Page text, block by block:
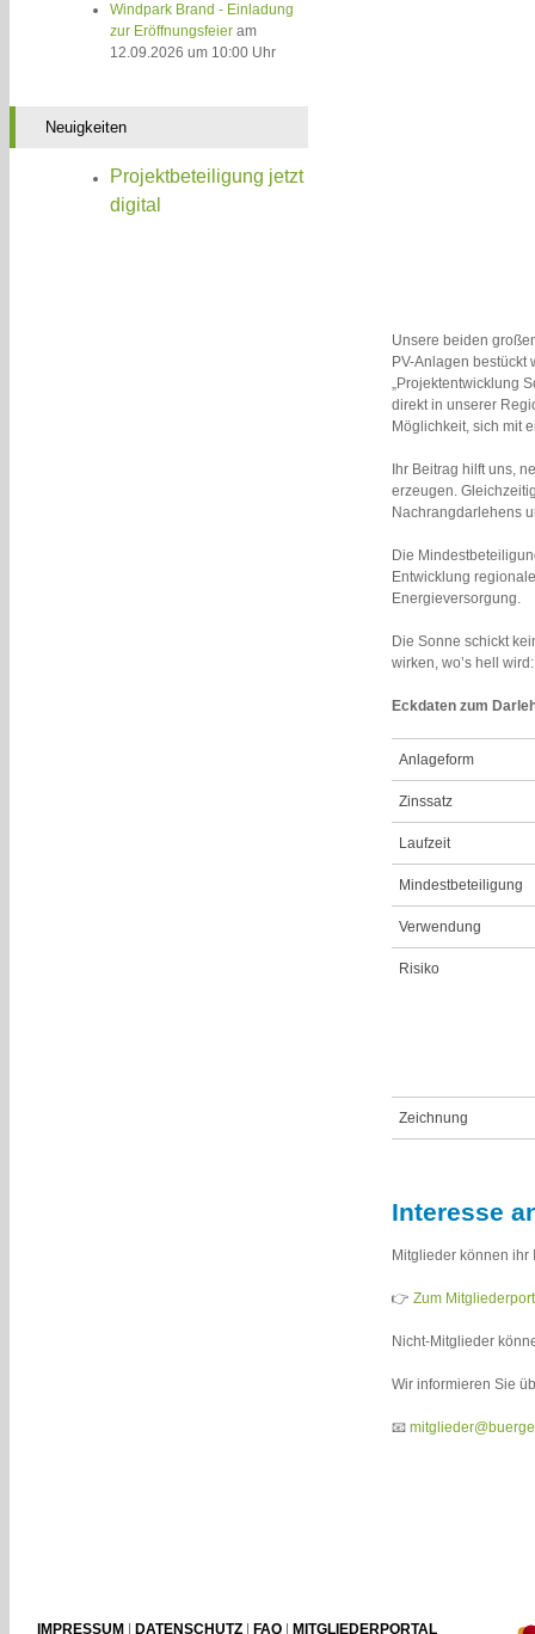
Windpark Brand - Einladung
zur Eröffnungsfeier am
12.09.2026 um 10:00 Uhr
Neuigkeiten
Projektbeteiligung jetzt
digital
Unsere beiden
PV-Anlagen
„Projektentwicklung
direkt in unserer
Möglichkeit, sich mit
Ihr Beitrag hilft uns,
erzeugen.
Nachrangdarlehens
Die
Entwicklung
Energieversorgung.
Die Sonne schickt
wirken, wo’s hell
Eckdaten zum
Anlageform
Zinssatz
Laufzeit
Mindestbeteiligung
Verwendung
Risiko
Zeichnung
Interesse
Mitglieder können
👉 Zum
Nicht-Mitglieder
Wir informieren Sie
📧
IMPRESSUM DATENSCHUTZ FAQ MITGLIEDERPORTAL